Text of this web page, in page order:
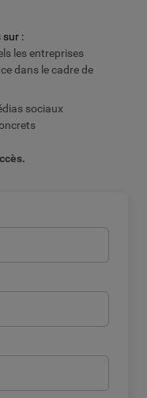
sur :
les entreprises
dans le cadre de
sociaux